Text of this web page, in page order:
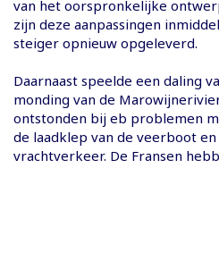
van het oorspronkelijke
zijn deze aanpassingen
steiger opnieuw opgeleverd.
Daarnaast speelde een daling
monding van de
ontstonden bij eb problemen
de laadklep van de veerboot
vrachtverkeer. De Fransen